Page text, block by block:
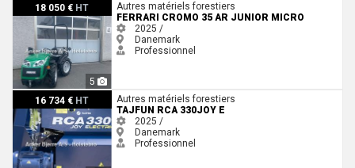
18 050 € HT
5
Ferrari Cromo 35 AR Junior MicroAutres matériels forestiers
FERRARI CROMO 35 AR JUNIOR MICRO
2025 /
Danemark
Professionnel
16 734 € HT
Tajfun RCA 330JOY E
Autres matériels forestiers
TAJFUN RCA 330JOY E
2025 /
Danemark
Professionnel